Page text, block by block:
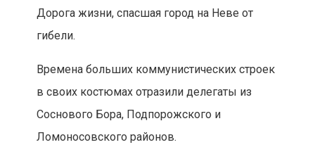
Дорога жизни, спасшая город на Неве от
гибели.
Времена больших коммунистических строек
в своих костюмах отразили делегаты из
Соснового Бора, Подпорожского и
Ломоносовского районов.